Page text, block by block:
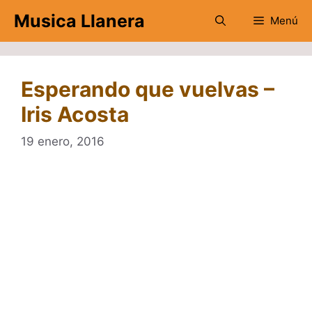
contenido
Musica Llanera Menú
Esperando que vuelvas –
Iris Acosta
19 enero, 2016